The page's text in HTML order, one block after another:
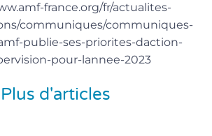
france.org/fr/actualites-
communiques/communiques-
publie-ses-priorites-daction-
pour-lannee-2023
Plus d'articles